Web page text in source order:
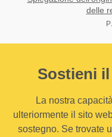
delle
Sostieni
La nostra
ulteriormente il sito
sostegno. Se trovate